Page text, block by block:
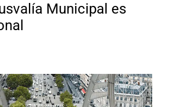
Municipal es